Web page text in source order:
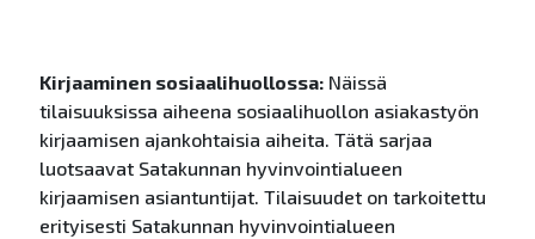
Kirjaaminen sosiaalihuollossa:Näissä
tilaisuuksissa aiheena sosiaalihuollon asiakastyön
kirjaamisen ajankohtaisia aiheita. Tätä sarjaa
luotsaavat Satakunnan hyvinvointialueen
kirjaamisen asiantuntijat. Tilaisuudet on tarkoitettu
erityisesti Satakunnan hyvinvointialueen